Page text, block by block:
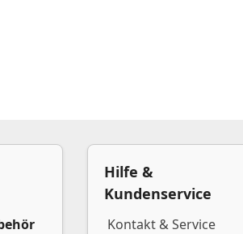
Hilfe &
Kundenservice
Kontakt & Service